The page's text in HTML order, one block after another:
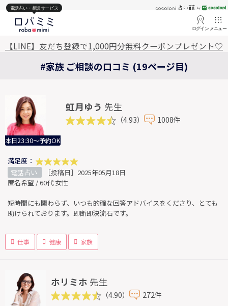
電話占い・相談サービス
ログイン メニュー
【LINE】友だち登録で1,000円分無料クーポンプレゼント♡
#家族 ご相談の口コミ (19ページ目)
本日23:30～予約OK
虹月ゆう 先生
（4.93） 1008件
満足度：
電話占い
［投稿日］2025年05月18日
匿名希望 / 60代 女性
短時間にも関わらず、いつも的確な回答アドバイスをくださり、とても
助けられております。即断即決流石です。
仕事 健康 家族
ホリミホ 先生
（4.90） 272件